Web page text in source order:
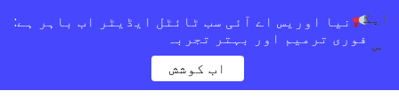
نیا اوریس اے آئی سب ٹائٹل ایڈیٹر اب باہر ہے:
فوری ترمیم اور بہتر تجربہ
اب کوشش
ایک
س